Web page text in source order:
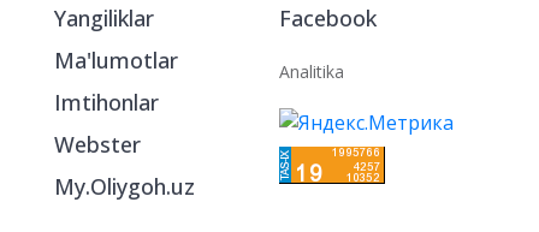
Yangiliklar
Ma'lumotlar
Imtihonlar
Webster
My.Oliygoh.uz
Facebook
Analitika